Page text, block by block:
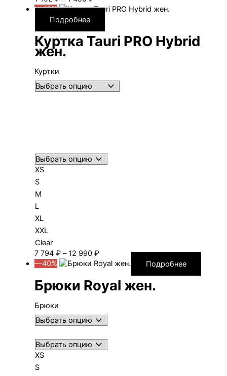
цен:
1 490 ₽
—40%
Подробнее
Куртка Tauri PRO Hybrid
жен.
Куртки
XS
S
M
L
XL
XXL
Clear
7 794 ₽ – 12 990 ₽Диапазон
цен:
–
12 990 ₽
—40% Подробнее
Брюки Royal жен.
Брюки
XS
S